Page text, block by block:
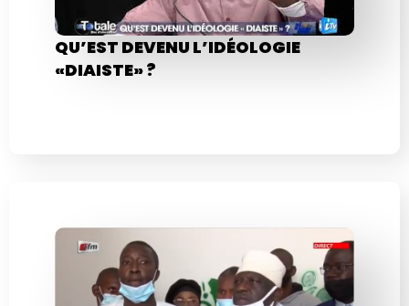
QU’EST DEVENU L’IDÉOLOGIE
«DIAISTE» ?